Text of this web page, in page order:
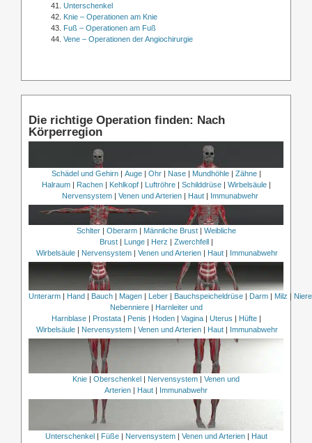
Unterschenkel
Knie – Operationen am Knie
Fuß – Operationen am Fuß
Vene – Operationen der Angiochirurgie
Die richtige Operation finden: Nach
Körperregion
Schädel und Gehirn| Auge| Ohr| Nase| Mundhöhle| Zähne|
Halraum| Rachen| Kehlkopf| Luftröhre| Schilddrüse| Wirbelsäule|
Nervensystem | Venen und Arterien | Haut | Immunabwehr
Schlter| Oberarm| Männliche Brust| Weibliche
Brust| Lunge| Herz | Zwerchfell|
Wirbelsäule | Nervensystem | Venen und Arterien | Haut | Immunabwehr
Unterarm| Hand| Bauch| Magen| Leber| Bauchspeicheldrüse| Darm| Milz |
Nebenniere| Harnleiter und
Harnblase| Prostata| Penis | Hoden| Vagina| Uterus | Hüfte|
Wirbelsäule | Nervensystem | Venen und Arterien | Haut | Immunabwehr
Knie Oberschenkel Nervensystem
Venen und
Arterien
Haut Immunabwehr
Unterschenkel Füße| Nervensystem| Venen und Arterien| Haut